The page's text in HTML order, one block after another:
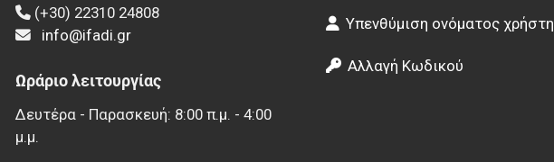
(+30) 22310 24808
info@ifadi.gr
Ωράριο λειτουργίας
Δευτέρα - Παρασκευή: 8:00 π.μ. - 4:00
μ.μ.
Υπενθύμιση ονόματος χρήστη
Αλλαγή Κωδικού